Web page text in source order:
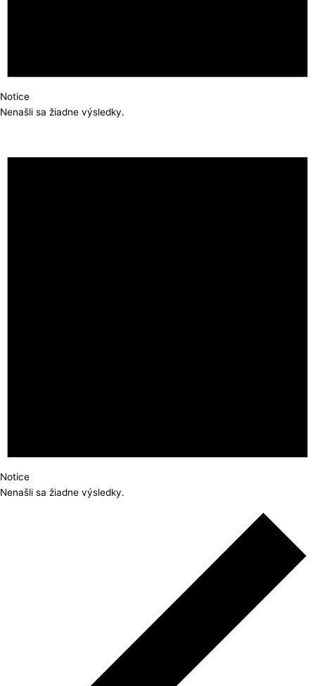
Notice
Nenašli sa žiadne výsledky.
Notice
Nenašli sa žiadne výsledky.